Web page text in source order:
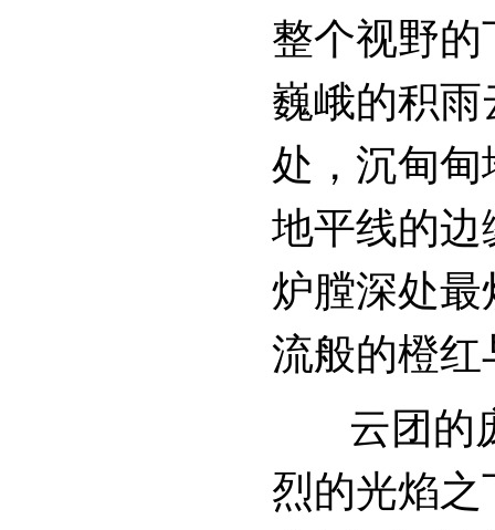
整个视野
巍峨的积
处，沉甸
地平线的
炉膛深处
流般的橙
云团的庞
烈的光焰